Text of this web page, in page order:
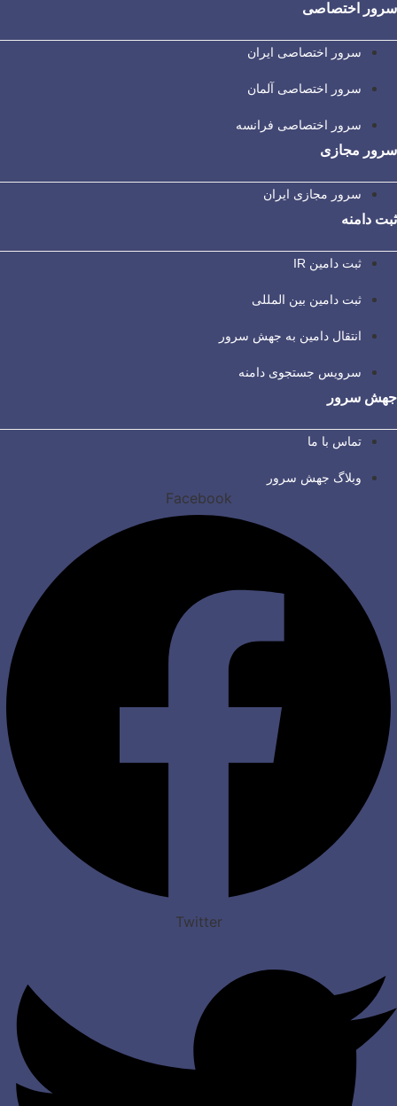
سرور اختصاصی
سرور اختصاصی ایران
سرور اختصاصی آلمان
سرور اختصاصی فرانسه
سرور مجازی
سرور مجازی ایران
ثبت دامنه
ثبت دامین IR
ثبت دامین بین المللی
انتقال دامین به جهش سرور
سرویس جستجوی دامنه
جهش سرور
تماس با ما
وبلاگ جهش سرور
Facebook
Twitter